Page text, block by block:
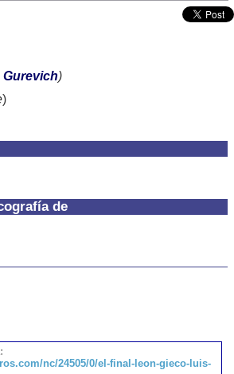
de
)
)
nc/24505/0/el-final-leon-gieco-luis-